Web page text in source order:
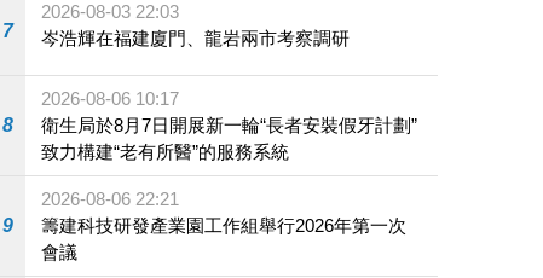
7
2026-08-03 22:03
岑浩輝在福建廈門、龍岩兩市考察調研
8
2026-08-06 10:17
衛生局於8月7日開展新一輪“長者安裝假牙計劃”
致力構建“老有所醫”的服務系統
9
2026-08-06 22:21
籌建科技研發產業園工作組舉行2026年第一次
會議